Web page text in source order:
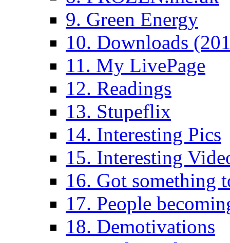
9. Green Energy
10. Downloads
11. My LivePage
12. Readings
13. Stupeflix
14. Interesting Pics
15. Interesting
16. Got something
17. People
18. Demotivations